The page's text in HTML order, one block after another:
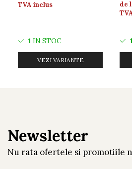
reprezinta un element de
TVA inclus
1 IN STOC
VEZI VARIANTE
de
1
Newsletter
Nu rata ofertele si promotiile